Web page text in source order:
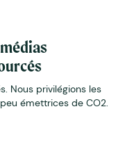
Nous privilégions les
émettrices de CO2.